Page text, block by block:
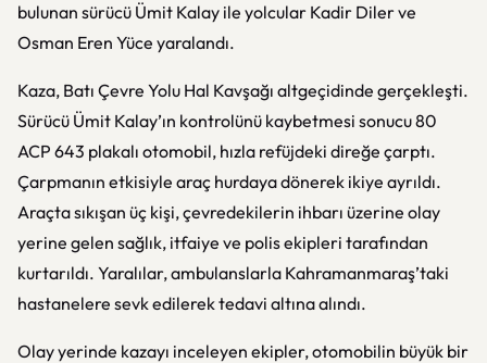
bulunan sürücü Ümit Kalay ile yolcular Kadir Diler ve
Osman Eren Yüce yaralandı.
Kaza, Batı Çevre Yolu Hal Kavşağı altgeçidinde gerçekleşti.
Sürücü Ümit Kalay’ın kontrolünü kaybetmesi sonucu 80
ACP 643 plakalı otomobil, hızla refüjdeki direğe çarptı.
Çarpmanın etkisiyle araç hurdaya dönerek ikiye ayrıldı.
Araçta sıkışan üç kişi, çevredekilerin ihbarı üzerine olay
yerine gelen sağlık, itfaiye ve polis ekipleri tarafından
kurtarıldı. Yaralılar, ambulanslarla Kahramanmaraş’taki
hastanelere sevk edilerek tedavi altına alındı.
Olay yerinde kazayı inceleyen ekipler, otomobilin büyük bir